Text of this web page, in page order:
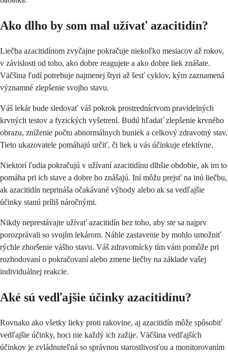
Ako dlho by som mal užívať azacitidín?
Liečba azacitidínom zvyčajne pokračuje niekoľko mesiacov až rokov,
v závislosti od toho, ako dobre reagujete a ako dobre liek znášate.
Väčšina ľudí potrebuje najmenej štyri až šesť cyklov, kým zaznamená
významné zlepšenie svojho stavu.
Váš lekár bude sledovať váš pokrok prostredníctvom pravidelných
krvných testov a fyzických vyšetrení. Budú hľadať zlepšenie krvného
obrazu, zníženie počtu abnormálnych buniek a celkový zdravotný stav.
Tieto ukazovatele pomáhajú určiť, či liek u vás účinkuje efektívne.
Niektorí ľudia pokračujú v užívaní azacitidínu dlhšie obdobie, ak im to
pomáha pri ich stave a dobre ho znášajú. Iní môžu prejsť na inú liečbu,
ak azacitidín neprináša očakávané výhody alebo ak sa vedľajšie
účinky stanú príliš náročnými.
Nikdy neprestávajte užívať azacitidín bez toho, aby ste sa najprv
porozprávali so svojím lekárom. Náhle zastavenie by mohlo umožniť
rýchle zhoršenie vášho stavu. Váš zdravotnícky tím vám pomôže pri
rozhodovaní o pokračovaní alebo zmene liečby na základe vašej
individuálnej reakcie.
Aké sú vedľajšie účinky azacitidínu?
Rovnako ako všetky lieky proti rakovine, aj azacitidín môže spôsobiť
vedľajšie účinky, hoci nie každý ich zažije. Väčšina vedľajších
účinkov je zvládnuteľná so správnou starostlivosťou a monitorovaním